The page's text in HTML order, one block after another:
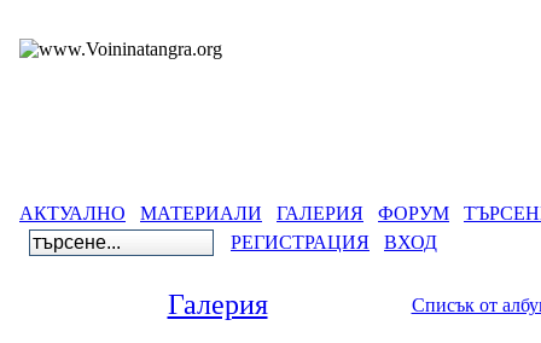
АКТУАЛНО МАТЕРИАЛИ ГАЛЕРИЯ ФОРУМ
РЕГИСТРАЦИЯ
ВХОД
Галерия Списък от